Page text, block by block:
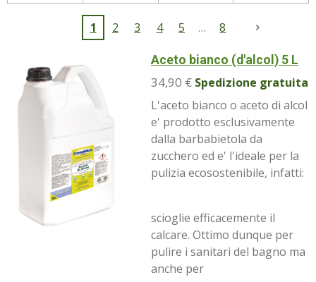
1 2 3 4 5 8
Aceto bianco (d'alcol) 5 L
34,90 € Spedizione gratuita
L'aceto bianco o aceto di alcol
e' prodotto esclusivamente
dalla barbabietola da
zucchero ed e' l'ideale per la
pulizia ecosostenibile, infatti:
scioglie efficacemente il
calcare. Ottimo dunque per
pulire i sanitari del bagno ma
anche per